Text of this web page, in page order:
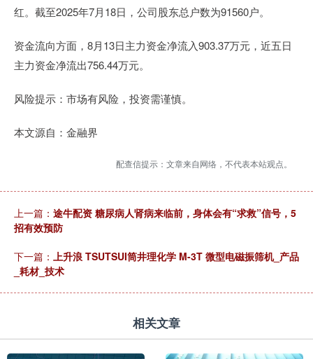
红。截至2025年7月18日，公司股东总户数为91560户。
资金流向方面，8月13日主力资金净流入903.37万元，近五日
主力资金净流出756.44万元。
风险提示：市场有风险，投资需谨慎。
本文源自：金融界
配查信提示：文章来自网络，不代表本站观点。
上一篇： 途牛配资 糖尿病人肾病来临前，身体会有“求救”信号，5
招有效预防
下一篇： 上升浪 TSUTSUI筒井理化学 M-3T 微型电磁振筛机_产品
_耗材_技术
相关文章